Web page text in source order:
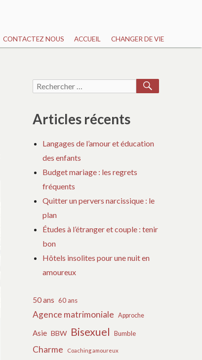
CONTACTEZ NOUS ACCUEIL CHANGER DE VIE
Recherche
Articles récents
Langages de l’amour et éducation
des enfants
Budget mariage : les regrets
fréquents
Quitter un pervers narcissique : le
plan
Études à l’étranger et couple : tenir
bon
Hôtels insolites pour une nuit en
amoureux
50 ans 60 ans
Agence matrimoniale Approche
Asie BBW Bisexuel Bumble
Charme Coaching amoureux